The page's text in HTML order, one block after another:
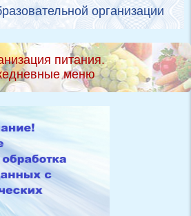
организации
питания.
меню